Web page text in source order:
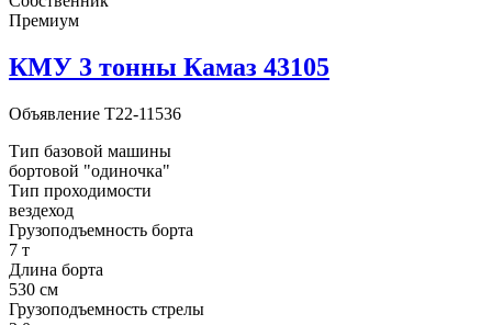
Премиум
КМУ 3 тонны Камаз 43105
Объявление T22-11536
Тип базовой машины
бортовой "одиночка"
Тип проходимости
вездеход
Грузоподъемность борта
7 т
Длина борта
530 cм
Грузоподъемность стрелы